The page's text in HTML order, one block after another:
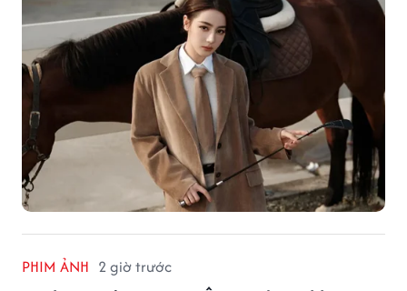
PHIM ẢNH 2 giờ trước